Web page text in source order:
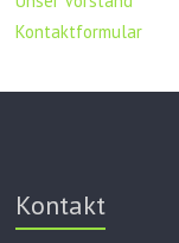
Kontaktformular
Kontakt